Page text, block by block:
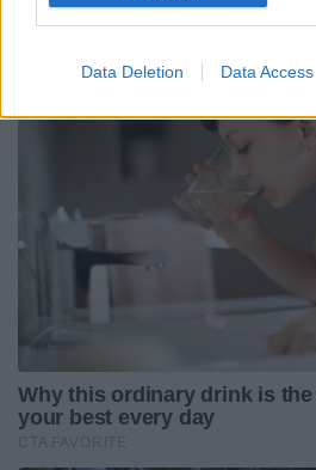
Data Deletion Data Access